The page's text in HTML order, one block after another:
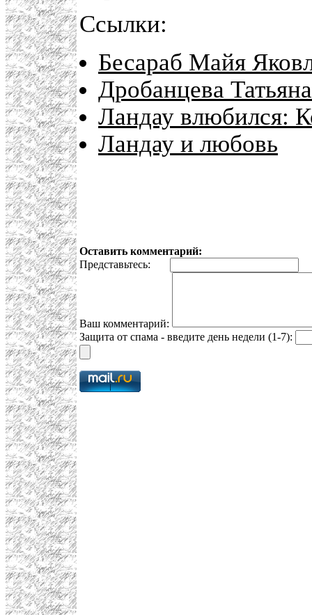
Ссылки:
Бесараб Майя
Дробанцева
Ландау влюбился:
Ландау и любовь
Оставить комментарий:
Представьтесь:
Ваш комментарий:
Защита от спама - введите день недели (1-7):